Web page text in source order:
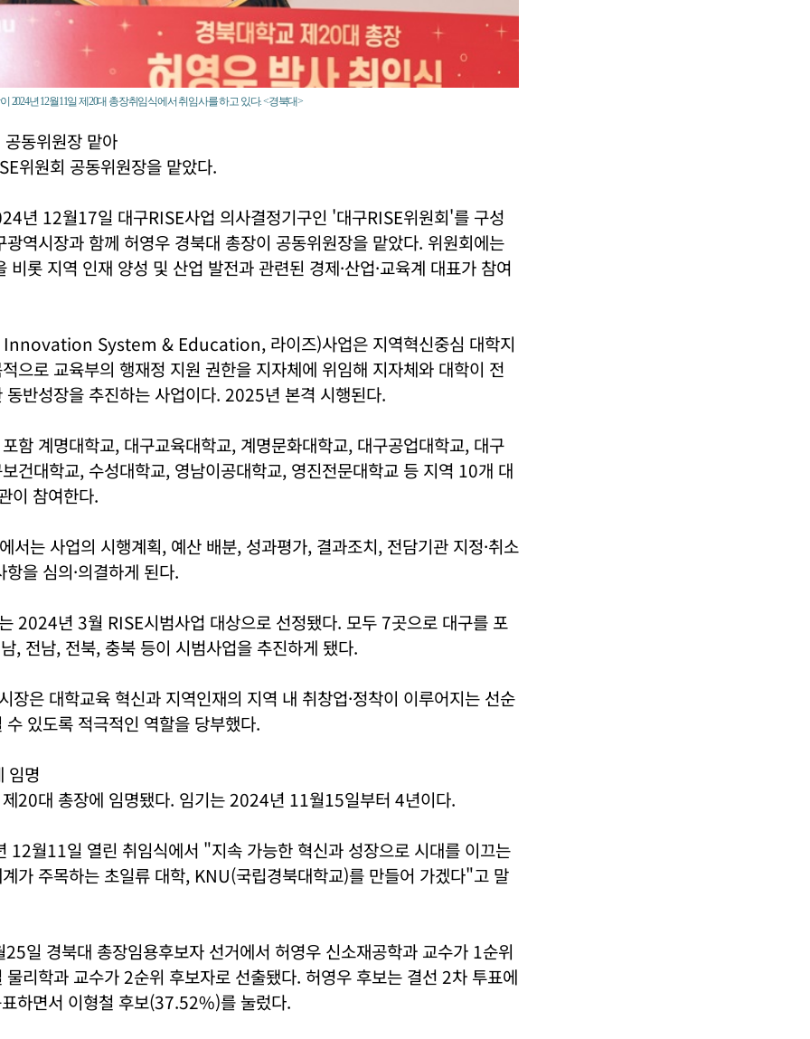
2024년 12월11일 제20대 총장취임식에서 취임사를 하고 있다. <경북대>
동위원장 맡아
위원회 공동위원장을 맡았다.
년 12월17일 대구RISE사업 의사결정기구인 '대구RISE위원회'를 구성
광역시장과 함께 허영우 경북대 총장이 공동위원장을 맡았다. 위원회에는
비롯 지역 인재 양성 및 산업 발전과 관련된 경제·산업·교육계 대표가 참여
System & Education, 라이즈)사업은 지역혁신중심 대학지
으로 교육부의 행재정 지원 권한을 지자체에 위임해 지자체와 대학이 전
동반성장을 추진하는 사업이다. 2025년 본격 시행된다.
함 계명대학교, 대구교육대학교, 계명문화대학교, 대구공업대학교, 대구
건대학교, 수성대학교, 영남이공대학교, 영진전문대학교 등 지역 10개 대
이 참여한다.
서는 사업의 시행계획, 예산 배분, 성과평가, 결과조치, 전담기관 지정·취소
을 심의·의결하게 된다.
2024년 3월 RISE시범사업 대상으로 선정됐다. 모두 7곳으로 대구를 포
, 전남, 전북, 충북 등이 시범사업을 추진하게 됐다.
장은 대학교육 혁신과 지역인재의 지역 내 취창업·정착이 이루어지는 선순
있도록 적극적인 역할을 당부했다.
임명
20대 총장에 임명됐다. 임기는 2024년 11월15일부터 4년이다.
12월11일 열린 취임식에서 "지속 가능한 혁신과 성장으로 시대를 이끄는
가 주목하는 초일류 대학, KNU(국립경북대학교)를 만들어 가겠다"고 말
일 경북대 총장임용후보자 선거에서 허영우 신소재공학과 교수가 1순위
물리학과 교수가 2순위 후보자로 선출됐다. 허영우 후보는 결선 2차 투표에
하면서 이형철 후보(37.52%)를 눌렀다.